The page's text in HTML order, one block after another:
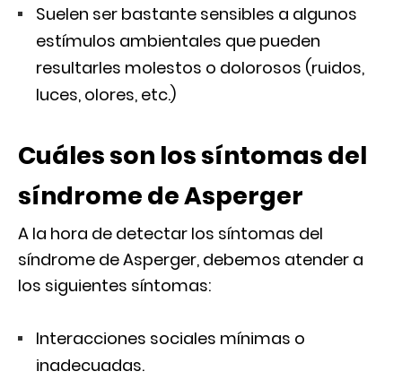
Suelen ser bastante sensibles a algunos
estímulos ambientales que pueden
resultarles molestos o dolorosos (ruidos,
luces, olores, etc.)
Cuáles son los síntomas del
síndrome de Asperger
A la hora de detectar los síntomas del
síndrome de Asperger, debemos atender a
los siguientes síntomas:
Interacciones sociales mínimas o
inadecuadas.